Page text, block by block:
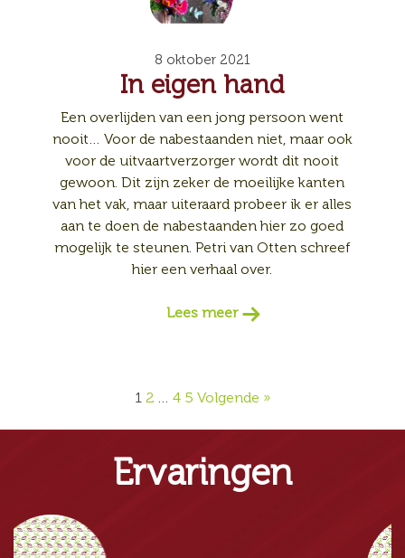
8 oktober 2021
In eigen hand
Een overlijden van een jong persoon went
nooit… Voor de nabestaanden niet, maar ook
voor de uitvaartverzorger wordt dit nooit
gewoon. Dit zijn zeker de moeilijke kanten
van het vak, maar uiteraard probeer ik er alles
aan te doen de nabestaanden hier zo goed
mogelijk te steunen. Petri van Otten schreef
hier een verhaal over.
Lees meer
1 2 4 5 Volgende »
Ervaringen